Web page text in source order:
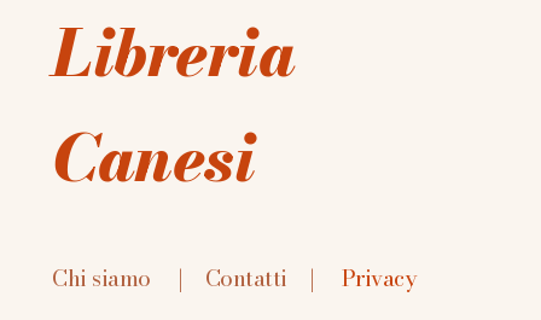
Libreria
Canesi
Chi siamo | Contatti | Privacy